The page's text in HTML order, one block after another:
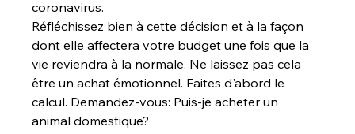
coronavirus.
Réfléchissez bien à cette décision et à la façon
dont elle affectera votre budget une fois que la
vie reviendra à la normale. Ne laissez pas cela
être un achat émotionnel. Faites d'abord le
calcul. Demandez-vous: Puis-je acheter un
animal domestique?